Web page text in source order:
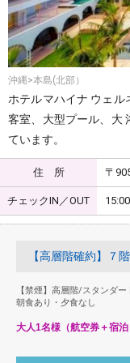
沖縄>本島(北部）
ホテルマハイナ ウェ
客室、大型プール、大
ています。
住 所 〒
チェックIN／OUT
【高層階確約】７
【禁煙】高層階/スタンダ
朝食あり・夕食なし
大人1名様（航空券＋宿